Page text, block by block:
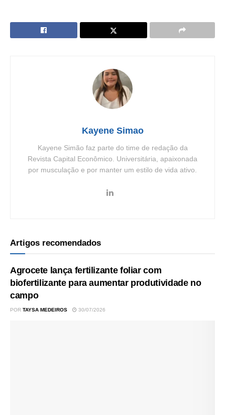
Kayene Simao
Kayene Simão faz parte do time de redação da
Revista Capital Econômico. Universitária, apaixonada
por musculação e por manter um estilo de vida ativo.
Artigos recomendados
Agrocete lança fertilizante foliar com
biofertilizante para aumentar produtividade no
campo
POR TAYSA MEDEIROS 30/07/2026